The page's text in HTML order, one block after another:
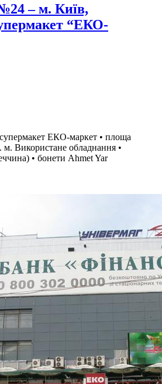
– м. Київ,
“ЕКО-
ЕКО-маркет • площа
м. Використане обладнання •
• бонети Ahmet Yar